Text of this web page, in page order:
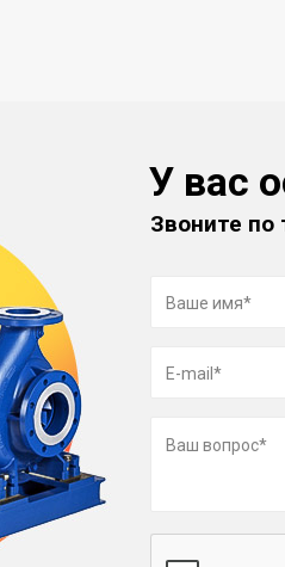
У вас
Звоните